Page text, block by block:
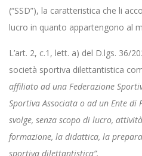
(“SSD”), la caratteristica che li
lucro in quanto appartengono al
L’art. 2, c.1, lett. a) del D.lgs. 36/
società sportiva dilettantistica
affiliato ad una Federazione
Sportiva Associata o ad un Ente di
svolge, senza scopo di lucro,
formazione, la didattica, la
sportiva dilettantistica”.